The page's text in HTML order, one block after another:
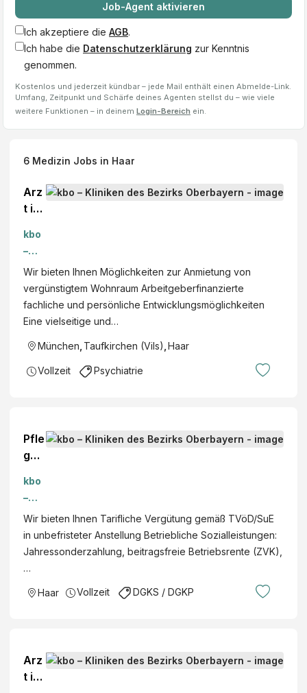
Job-Agent aktivieren
Ich akzeptiere die AGB.
Ich habe die Datenschutzerklärung zur Kenntnis
genommen.
Kostenlos und jederzeit kündbar – jede Mail enthält einen Abmelde-Link.
Umfang, Zeitpunkt und Schärfe deines Agenten stellst du – wie viele
weitere Funktionen – in deinem Login-Bereich ein.
6 Medizin Jobs in Haar
Arz
t in
terb
ildu
ng
(m/
w/d
)
kbo
–
Klini
des
Bezi
Obe
rbay
Wir bieten Ihnen Möglichkeiten zur Anmietung von
vergünstigtem Wohnraum Arbeitgeberfinanzierte
fachliche und persönliche Entwicklungsmöglichkeiten
Eine vielseitige und…
München Taufkirchen (Vils) Haar
Vollzeit Psychiatrie
Pfle
gef
helf
er,
Kin
der
pfle
ger,
Heil
geh
elfe
kbo
–
Klini
ken
des
Obe
Wir bieten Ihnen Tarifliche Vergütung gemäß TVöD/SuE
in unbefristeter Anstellung Betriebliche Sozialleistungen:
Jahressonderzahlung, beitragsfreie Betriebsrente (ZVK),
…
Haar Vollzeit DGKS / DGKP
Arz
t in